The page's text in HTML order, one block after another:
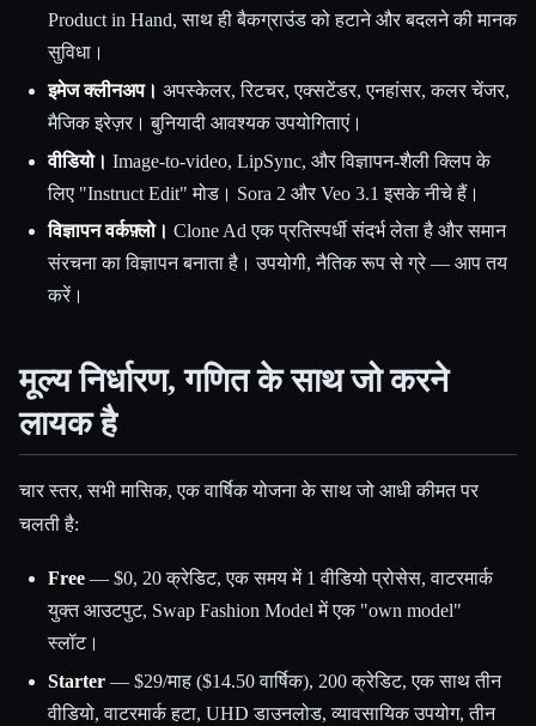
Product in Hand, साथ ही बैकग्राउंड को हटाने और बदलने की मानक
सुविधा।
इमेज क्लीनअप। अपस्केलर, रिटचर, एक्सटेंडर, एनहांसर, कलर चेंजर,
मैजिक इरेज़र। बुनियादी आवश्यक उपयोगिताएं।
वीडियो। Image-to-video, LipSync, और विज्ञापन-शैली क्लिप के
लिए "Instruct Edit" मोड। Sora 2 और Veo 3.1 इसके नीचे हैं।
विज्ञापन वर्कफ़्लो। Clone Ad एक प्रतिस्पर्धी संदर्भ लेता है और समान
संरचना का विज्ञापन बनाता है। उपयोगी, नैतिक रूप से ग्रे — आप तय
करें।
मूल्य निर्धारण, गणित के साथ जो करने
लायक है
चार स्तर, सभी मासिक, एक वार्षिक योजना के साथ जो आधी कीमत पर
चलती है:
Free — $0, 20 क्रेडिट, एक समय में 1 वीडियो प्रोसेस, वाटरमार्क
युक्त आउटपुट, Swap Fashion Model में एक "own model"
स्लॉट।
Starter — $29/माह ($14.50 वार्षिक), 200 क्रेडिट, एक साथ तीन
वीडियो, वाटरमार्क हटा, UHD डाउनलोड, व्यावसायिक उपयोग, तीन